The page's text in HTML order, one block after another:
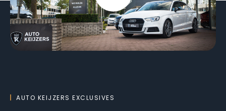
AUTO KEIJZERS EXCLUSIVES